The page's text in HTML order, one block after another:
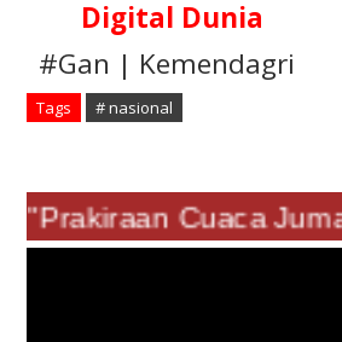
Digital Dunia
#Gan | Kemendagri
Tags # nasional
"Prakiraan Cuaca